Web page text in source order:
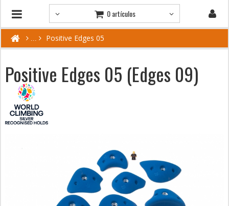
0 artículos
Positive Edges 05
Positive Edges 05 (Edges 09)